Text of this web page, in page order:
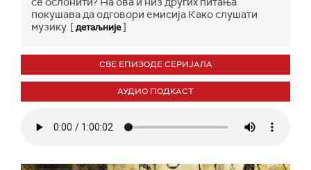
покушава да одговори емисија Како слушати
музику. [детаљније]
СВЕ ЕПИЗОДЕ СЕРИЈАЛА
АУДИО ПОДКАСТ